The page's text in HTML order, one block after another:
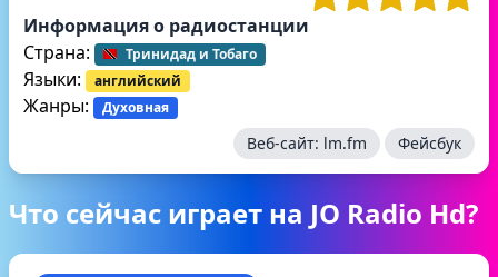
Информация о радиостанции
Страна:
Тринидад и Тобаго
Языки: английский
Жанры: Духовная
Веб-сайт: lm.fm Фейсбук
Что сейчас играет на JO Radio Hd?